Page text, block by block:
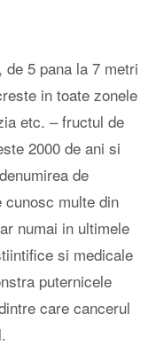
5 pana la 7 metri
in toate zonele
etc. – fructul de
2000 de ani si
de
cunosc multe din
numai in ultimele
si medicale
puternicele
care cancerul